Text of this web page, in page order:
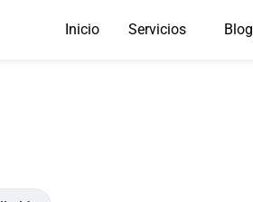
Inicio Servicios Blog